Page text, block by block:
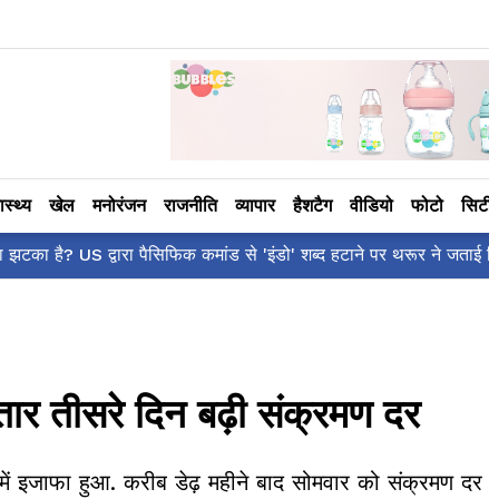
खेल मनोरंजन राजनीति व्यापार हैशटैग वीडियो फोटो
आलिया भट्ट का
तीसरे दिन बढ़ी संक्रमण दर
में इजाफा हुआ. करीब डेढ़ महीने बाद सोमवार को संक्रमण